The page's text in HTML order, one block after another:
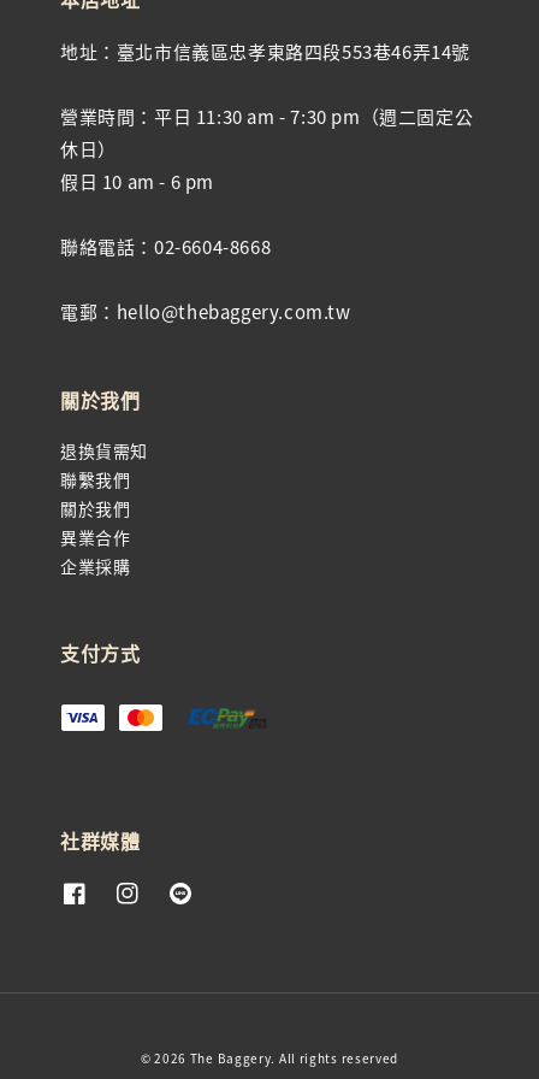
地址：臺北市信義區忠孝東路四段553巷46弄14號
營業時間：平日 11:30 am - 7:30 pm（週二固定公
休日）
假日 10 am - 6 pm
聯絡電話：02-6604-8668
電郵：hello@thebaggery.com.tw
關於我們
退換貨需知
聯繫我們
關於我們
異業合作
企業採購
支付方式
社群媒體
© 2026 The Baggery. All rights reserved